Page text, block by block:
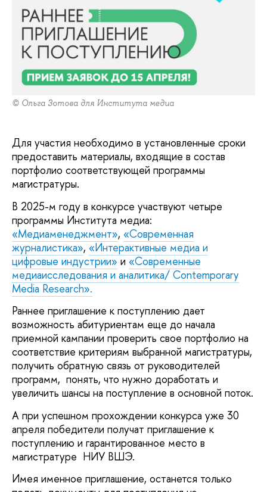
© Ольга Зотова для Института медиа
Для участия необходимо в установленные сроки
предоставить материалы, входящие в состав
портфолио соответствующей программы
магистратуры.
В 2025-м году в конкурсе участвуют четыре
программы Института медиа:
«Медиаменеджмент», «Современная
журналистика», «Интерактивные медиа и
цифровые индустрии» и «Современные
медиаисследования и аналитика/ Contemporary
Media Research».
Раннее приглашение к поступлению дает
возможность абитуриентам еще до начала
приемной кампании проверить свое портфолио на
соответствие критериям выбранной магистратуры,
получить обратную связь от руководителей
программ, понять, что нужно доработать и
увеличить шансы на поступление в основной поток.
А при успешном прохождении конкурса уже 30
апреля победители получат приглашение к
поступлению и гарантированное место в
магистратуре НИУ ВШЭ.
Имея именное приглашение, останется только